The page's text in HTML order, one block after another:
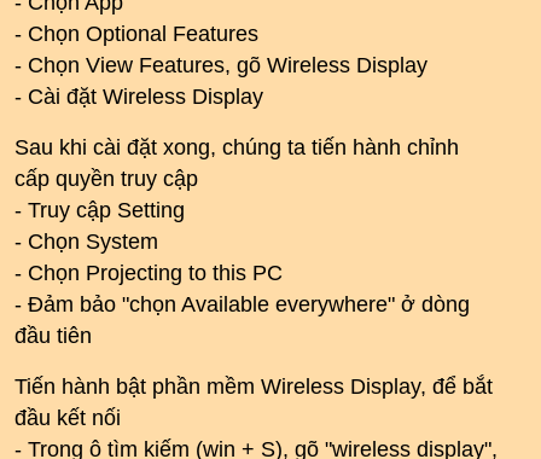
- Chọn Optional Features
- Chọn View Features, gõ Wireless Display
- Cài đặt Wireless Display
Sau khi cài đặt xong, chúng ta tiến hành chỉnh
cấp quyền truy cập
- Truy cập Setting
- Chọn System
- Chọn Projecting to this PC
- Đảm bảo "chọn Available everywhere" ở dòng
đầu tiên
Tiến hành bật phần mềm Wireless Display, để bắt
đầu kết nối
- Trong ô tìm kiếm (win + S), gõ "wireless display",